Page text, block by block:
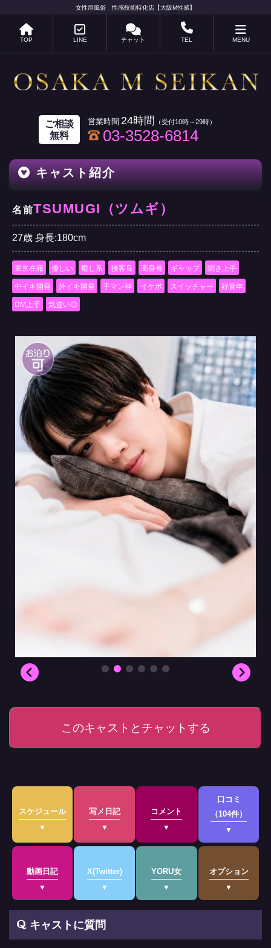
女性用風俗 性感技術特化店【大阪M性感】
TOP LINE チャット TEL MENU
ご相談
無料
24時間
03-3528-6814
キャスト紹介
名前TSUMUGI（ツムギ）
27歳 身長:180cm
東京在籍 優しい 癒し系 接客良 高身長 ギャップ 聞き上手
中イキ開発 外イキ開発 手マン神 イケボ スイッチャー 好青年
DM上手 気遣い◎
このキャストとチャットする
スケジュール 写メ日記 コメント
口コミ
（104件）
動画日記 X(Twitter) YORU女 オプション
キャストに質問